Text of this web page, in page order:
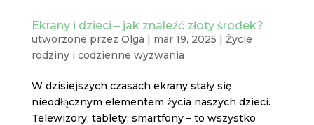
Ekrany i dzieci – jak znaleźć złoty środek?
utworzone przez Olga | mar 19, 2025 | Życie
rodziny i codzienne wyzwania
W dzisiejszych czasach ekrany stały się
nieodłącznym elementem życia naszych dzieci.
Telewizory, tablety, smartfony – to wszystko